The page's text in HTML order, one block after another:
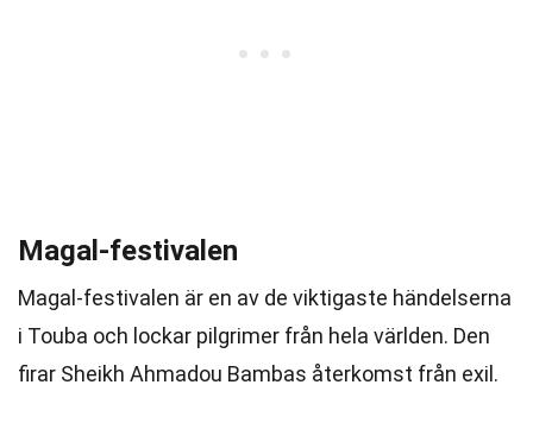
Magal-festivalen
Magal-festivalen är en av de viktigaste händelserna
i Touba och lockar pilgrimer från hela världen. Den
firar Sheikh Ahmadou Bambas återkomst från exil.